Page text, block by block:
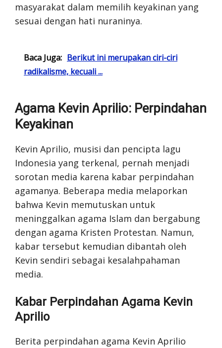
masyarakat dalam memilih keyakinan yang
sesuai dengan hati nuraninya.
Baca Juga: Berikut ini merupakan ciri-ciri
radikalisme, kecuali ...
Agama Kevin Aprilio: Perpindahan
Keyakinan
Kevin Aprilio, musisi dan pencipta lagu
Indonesia yang terkenal, pernah menjadi
sorotan media karena kabar perpindahan
agamanya. Beberapa media melaporkan
bahwa Kevin memutuskan untuk
meninggalkan agama Islam dan bergabung
dengan agama Kristen Protestan. Namun,
kabar tersebut kemudian dibantah oleh
Kevin sendiri sebagai kesalahpahaman
media.
Kabar Perpindahan Agama Kevin
Aprilio
Berita perpindahan agama Kevin Aprilio